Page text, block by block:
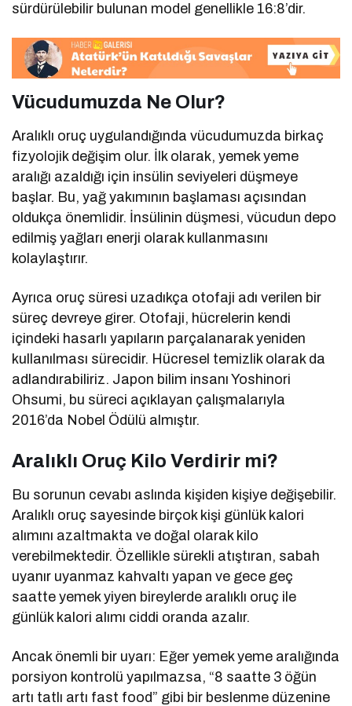
sürdürülebilir bulunan model genellikle 16:8’dir.
Vücudumuzda Ne Olur?
Aralıklı oruç uygulandığında vücudumuzda birkaç
fizyolojik değişim olur. İlk olarak, yemek yeme
aralığı azaldığı için insülin seviyeleri düşmeye
başlar. Bu, yağ yakımının başlaması açısından
oldukça önemlidir. İnsülinin düşmesi, vücudun depo
edilmiş yağları enerji olarak kullanmasını
kolaylaştırır.
Ayrıca oruç süresi uzadıkça otofaji adı verilen bir
süreç devreye girer. Otofaji, hücrelerin kendi
içindeki hasarlı yapıların parçalanarak yeniden
kullanılması sürecidir. Hücresel temizlik olarak da
adlandırabiliriz. Japon bilim insanı Yoshinori
Ohsumi, bu süreci açıklayan çalışmalarıyla
2016’da Nobel Ödülü almıştır.
Aralıklı Oruç Kilo Verdirir mi?
Bu sorunun cevabı aslında kişiden kişiye değişebilir.
Aralıklı oruç sayesinde birçok kişi günlük kalori
alımını azaltmakta ve doğal olarak kilo
verebilmektedir. Özellikle sürekli atıştıran, sabah
uyanır uyanmaz kahvaltı yapan ve gece geç
saatte yemek yiyen bireylerde aralıklı oruç ile
günlük kalori alımı ciddi oranda azalır.
Ancak önemli bir uyarı: Eğer yemek yeme aralığında
porsiyon kontrolü yapılmazsa, “8 saatte 3 öğün
artı tatlı artı fast food” gibi bir beslenme düzenine